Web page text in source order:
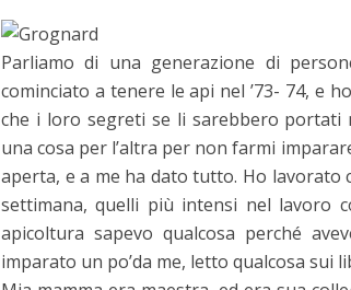
Parliamo di una generazione di
cominciato a tenere le api nel ’73- 74, e
che i loro segreti se li sarebbero portati
una cosa per l’altra per non farmi
aperta, e a me ha dato tutto. Ho
settimana, quelli più intensi nel lavoro
apicoltura sapevo qualcosa perché
imparato un po’da me, letto qualcosa sui